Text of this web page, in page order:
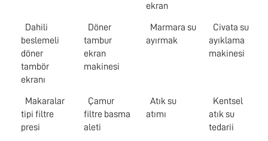
ekran
Dahili
beslemeli
döner
tambör
ekranı
Döner
tambur
ekran
makinesi
Marmara su
ayırmak
Civata su
ayıklama
makinesi
Makaralar
tipi filtre
presi
Çamur
filtre basma
aleti
Atık su
atımı
Kentsel
atık su
tedarii